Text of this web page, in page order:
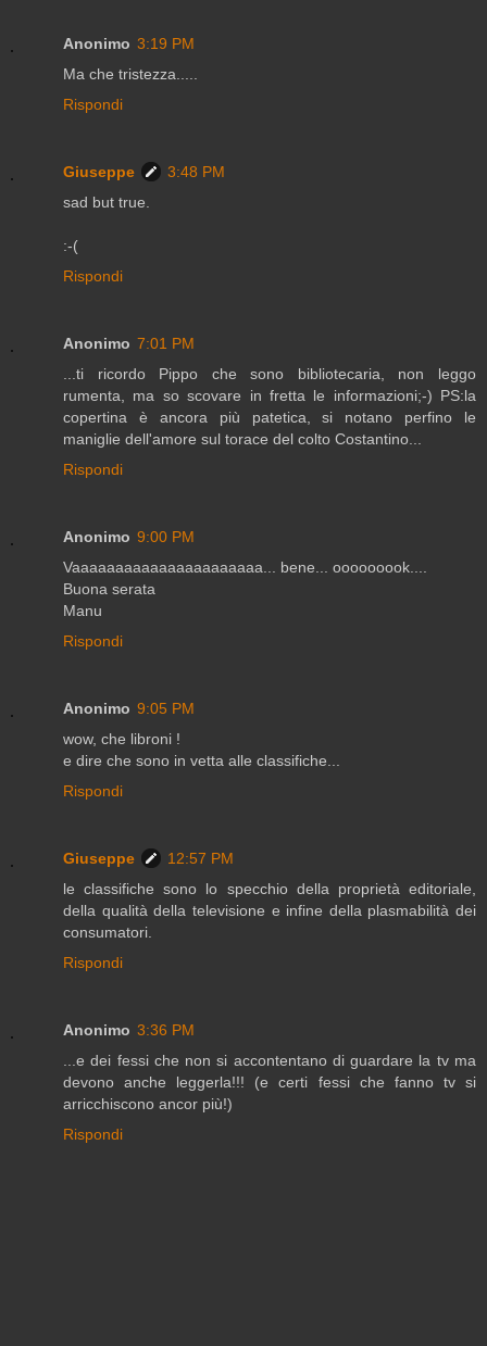
Anonimo 3:19 PM
Ma che tristezza.....
Rispondi
Giuseppe
3:48 PM
sad but true.
:-(
Rispondi
Anonimo 7:01 PM
...ti ricordo Pippo che sono bibliotecaria, non leggo
rumenta, ma so scovare in fretta le informazioni;-) PS:la
copertina è ancora più patetica, si notano perfino le
maniglie dell'amore sul torace del colto Costantino...
Rispondi
Anonimo 9:00 PM
Vaaaaaaaaaaaaaaaaaaaaaa... bene... ooooooook....
Buona serata
Manu
Rispondi
Anonimo 9:05 PM
wow, che libroni !
e dire che sono in vetta alle classifiche...
Rispondi
Giuseppe
12:57 PM
le classifiche sono lo specchio della proprietà editoriale,
della qualità della televisione e infine della plasmabilità dei
consumatori.
Rispondi
Anonimo 3:36 PM
...e dei fessi che non si accontentano di guardare la tv ma
devono anche leggerla!!! (e certi fessi che fanno tv si
arricchiscono ancor più!)
Rispondi